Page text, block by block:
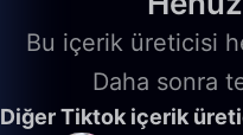
Bu içerik üreticisi
Daha sonra
Diğer Tiktok içerik